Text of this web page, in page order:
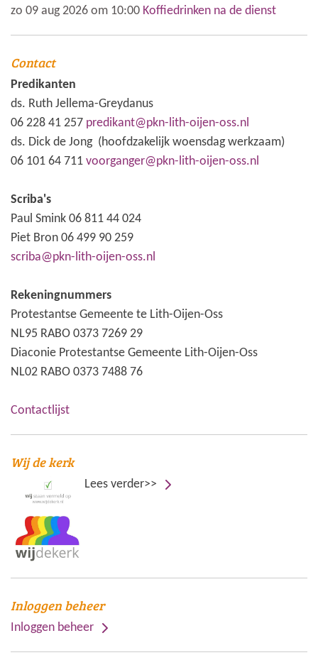
zo 09 aug 2026 om 10:00 Koffiedrinken na de dienst
Contact
Predikanten
ds. Ruth Jellema-Greydanus
06 228 41 257 predikant@pkn-lith-oijen-oss.nl
ds. Dick de Jong (hoofdzakelijk woensdag werkzaam)
06 101 64 711 voorganger@pkn-lith-oijen-oss.nl
Scriba's
Paul Smink 06 811 44 024
Piet Bron 06 499 90 259
scriba@pkn-lith-oijen-oss.nl
Rekeningnummers
Protestantse Gemeente te Lith-Oijen-Oss
NL95 RABO 0373 7269 29
Diaconie Protestantse Gemeente Lith-Oijen-Oss
NL02 RABO 0373 7488 76
Contactlijst
Wij de kerk
Lees verder>>
Inloggen beheer
Inloggen beheer